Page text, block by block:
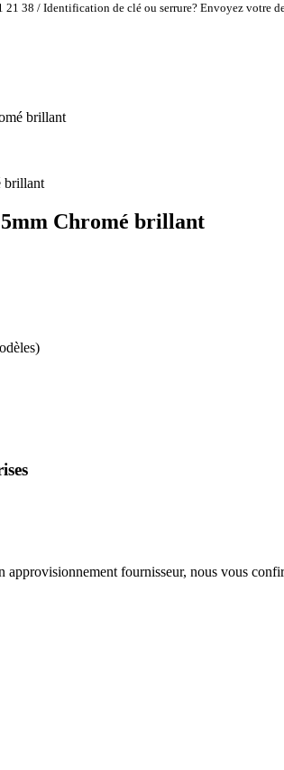
21 38 / Identification de clé ou serrure? Envoyez votre
brillant
Chromé brillant
approvisionnement fournisseur, nous vous